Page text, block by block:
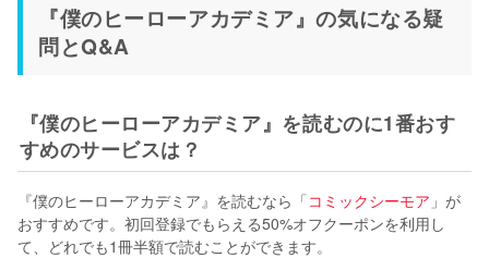
『僕のヒーローアカデミア』の気になる疑
問とQ&A
『僕のヒーローアカデミア』を読むのに1番おす
すめのサービスは？
『僕のヒーローアカデミア』を読むなら「コミックシーモア 」が
おすすめです。初回登録でもらえる50%オフクーポンを利用し
て、どれでも1冊半額で読むことができます。